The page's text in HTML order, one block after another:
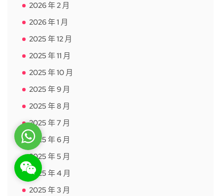
2026 年 2 月
2026 年 1 月
2025 年 12 月
2025 年 11 月
2025 年 10 月
2025 年 9 月
2025 年 8 月
2025 年 7 月
2025 年 6 月
2025 年 5 月
2025 年 4 月
2025 年 3 月
WhatsApp
WeChat: rsgt819